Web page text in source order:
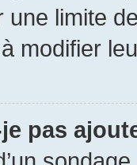
une limite
modifier
pas